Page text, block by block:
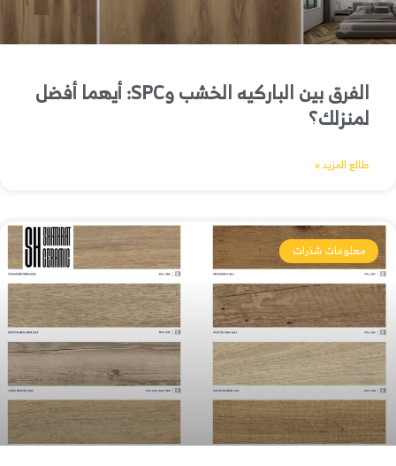
الفرق بين الباركيه الخشب وSPC: أيهما أفضل
لمنزلك؟
طالع المزيد »
معلومات شذرات